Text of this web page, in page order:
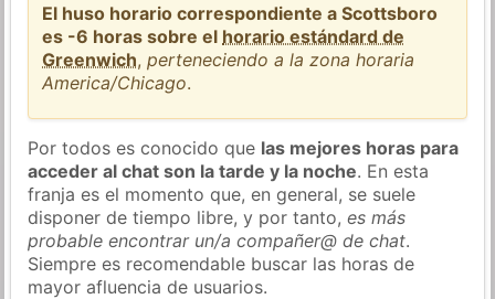
El huso horario correspondiente a Scottsboro
es -6 horas sobre el horario estándard de
Greenwich,perteneciendo a la zona horaria
America/Chicago.
Por todos es conocido que las mejores horas para
acceder al chat son la tarde y la noche. En esta
franja es el momento que, en general, se suele
disponer de tiempo libre, y por tanto,es más
probable encontrar un/a compañer@ de chat.
Siempre es recomendable buscar las horas de
mayor afluencia de usuarios.